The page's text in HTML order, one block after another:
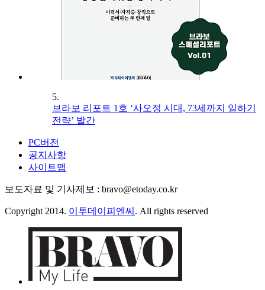
5.
브라보 리포트 1호 ‘사오정 시대, 73세까지 일하기
전략’ 발간
PC버전
공지사항
사이트맵
보도자료 및 기사제보 : bravo@etoday.co.kr
Copyright 2014. 이투데이피엔씨 . All rights reserved